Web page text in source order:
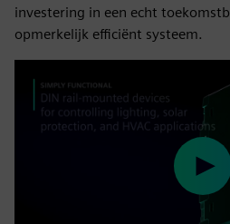
investering in een echt
opmerkelijk efficiënt systeem.
Play